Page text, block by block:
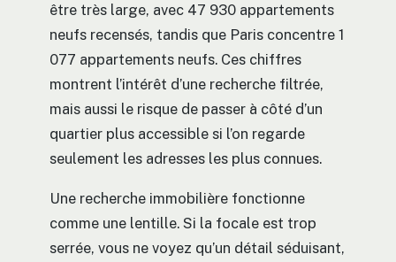
être très large, avec 47 930 appartements
neufs recensés, tandis que Paris concentre 1
077 appartements neufs. Ces chiffres
montrent l’intérêt d’une recherche filtrée,
mais aussi le risque de passer à côté d’un
quartier plus accessible si l’on regarde
seulement les adresses les plus connues.
Une recherche immobilière fonctionne
comme une lentille. Si la focale est trop
serrée, vous ne voyez qu’un détail séduisant,